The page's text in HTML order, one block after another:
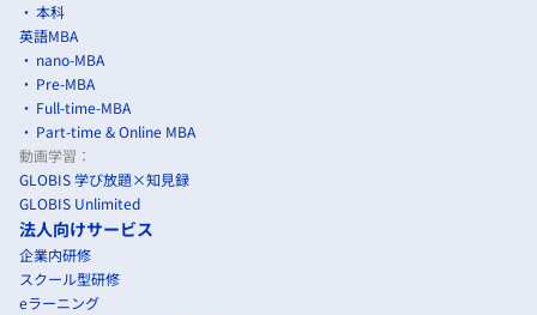
本科
英語MBA
nano-MBA
Pre-MBA
Full-time-MBA
Part-time & Online MBA
動画学習：
GLOBIS 学び放題×知見録
GLOBIS Unlimited
法人向けサービス
企業内研修
スクール型研修
eラーニング